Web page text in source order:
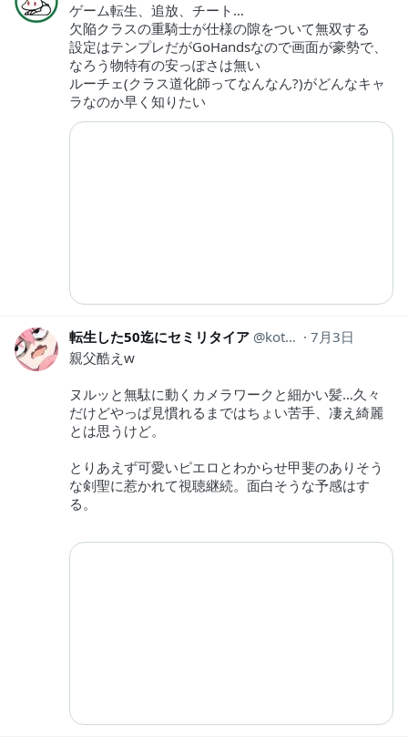
ゲーム転生、追放、チート…
欠陥クラスの重騎士が仕様の隙をついて無双する
設定はテンプレだがGoHandsなので画面が豪勢で、
なろう物特有の安っぽさは無い
ルーチェ(クラス道化師ってなんなん?)がどんなキャ
ラなのか早く知りたい
転生した50迄にセミリタイア kotahinshi2
7月3日
親父酷えw
ヌルッと無駄に動くカメラワークと細かい髪…久々
だけどやっぱ見慣れるまではちょい苦手、凄え綺麗
とは思うけど。
とりあえず可愛いピエロとわからせ甲斐のありそう
な剣聖に惹かれて視聴継続。面白そうな予感はす
る。